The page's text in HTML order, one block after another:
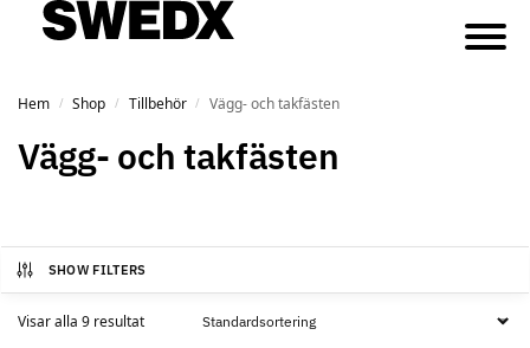
Hem / Shop / Tillbehör / Vägg- och takfästen
Vägg- och takfästen
SHOW FILTERS
Visar alla 9 resultat